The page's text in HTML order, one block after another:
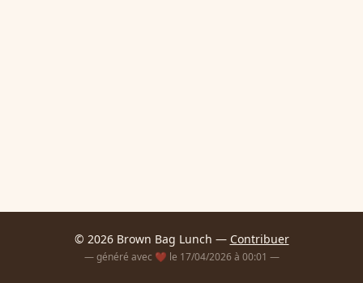
© 2026 Brown Bag Lunch — Contribuer
— généré avec ❤️ le 17/04/2026 à 00:01 —